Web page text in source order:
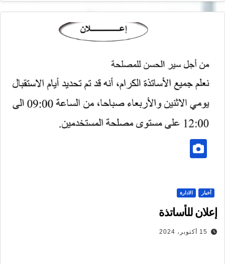
أخبار الادارة
إعلان للأساتذة
15 أكتوبر، 2024